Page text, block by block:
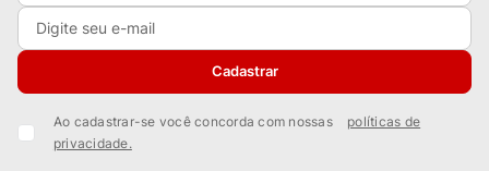
Cadastrar
Ao cadastrar-se você concorda com nossas
políticas de
privacidade.